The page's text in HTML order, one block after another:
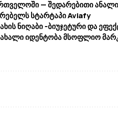
— შედარებითი
სტარტაპი Aviafy
ნიღაბი -ბიუჯეტური და
იდენტობა მსოფლიო